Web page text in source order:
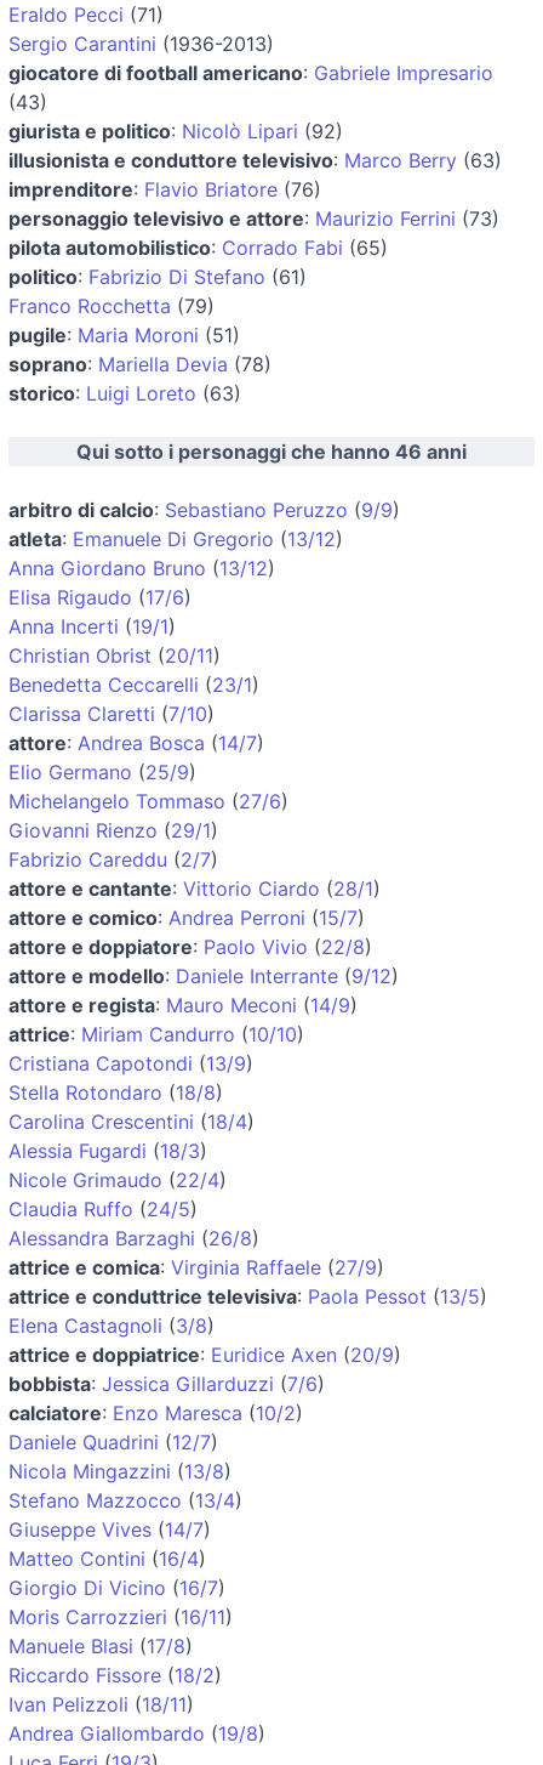
Eraldo Pecci (71)
Sergio Carantini (1936-2013)
giocatore di football americano: Gabriele Impresario
(43)
giurista e politico: Nicolò Lipari (92)
illusionista e conduttore televisivo: Marco Berry (63)
imprenditore: Flavio Briatore (76)
personaggio televisivo e attore: Maurizio Ferrini (73)
pilota automobilistico: Corrado Fabi (65)
politico: Fabrizio Di Stefano (61)
Franco Rocchetta (79)
pugile: Maria Moroni (51)
soprano: Mariella Devia (78)
storico: Luigi Loreto (63)
Qui sotto i personaggi che hanno 46 anni
arbitro di calcio: Sebastiano Peruzzo (9/9)
atleta: Emanuele Di Gregorio (13/12)
Anna Giordano Bruno (13/12)
Elisa Rigaudo (17/6)
Anna Incerti (19/1)
Christian Obrist (20/11)
Benedetta Ceccarelli (23/1)
Clarissa Claretti (7/10)
attore: Andrea Bosca (14/7)
Elio Germano (25/9)
Michelangelo Tommaso (27/6)
Giovanni Rienzo (29/1)
Fabrizio Careddu (2/7)
attore e cantante: Vittorio Ciardo (28/1)
attore e comico: Andrea Perroni (15/7)
attore e doppiatore: Paolo Vivio (22/8)
attore e modello: Daniele Interrante (9/12)
attore e regista: Mauro Meconi (14/9)
attrice: Miriam Candurro (10/10)
Cristiana Capotondi (13/9)
Stella Rotondaro (18/8)
Carolina Crescentini (18/4)
Alessia Fugardi (18/3)
Nicole Grimaudo (22/4)
Claudia Ruffo (24/5)
Alessandra Barzaghi (26/8)
attrice e comica: Virginia Raffaele (27/9)
attrice e conduttrice televisiva: Paola Pessot (13/5)
Elena Castagnoli (3/8)
attrice e doppiatrice: Euridice Axen (20/9)
bobbista: Jessica Gillarduzzi (7/6)
calciatore: Enzo Maresca (10/2)
Daniele Quadrini (12/7)
Nicola Mingazzini (13/8)
Stefano Mazzocco (13/4)
Giuseppe Vives (14/7)
Matteo Contini (16/4)
Giorgio Di Vicino (16/7)
Moris Carrozzieri (16/11)
Manuele Blasi (17/8)
Riccardo Fissore (18/2)
Ivan Pelizzoli (18/11)
Andrea Giallombardo (19/8)